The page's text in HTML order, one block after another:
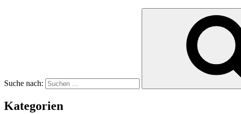
Suche nach:
Kategorien